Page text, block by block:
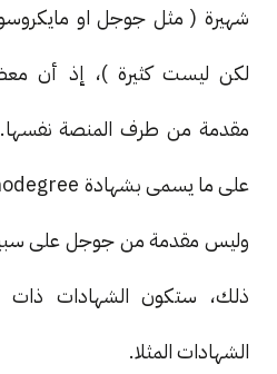
شهيرة ( مثل جوجل او
لكن ليست كثيرة )، إذ أن
مقدمة من طرف المنصة
وليس مقدمة من جوجل على
ذلك، ستكون الشهادات
الشهادات المثلا.